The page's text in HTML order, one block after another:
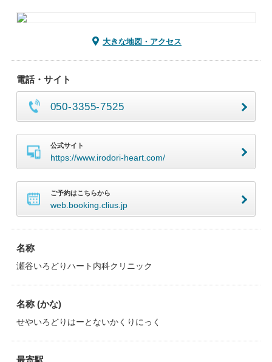
大きな地図・アクセス
電話・サイト
050-3355-7525
公式サイト
https://www.irodori-heart.com/
ご予約はこちらから
web.booking.clius.jp
名称
瀬谷いろどりハート内科クリニック
名称 (かな)
せやいろどりはーとないかくりにっく
最寄駅